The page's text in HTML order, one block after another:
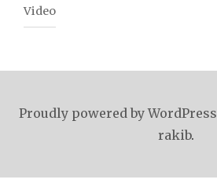
Video
Proudly powered by WordPress
rakib.